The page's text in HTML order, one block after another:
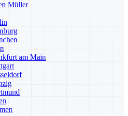
Müller
am Main